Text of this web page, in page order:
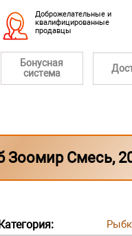
Доброжелательные и
квалифицированные
продавцы
Бонусная
система
Зоомир Смесь,